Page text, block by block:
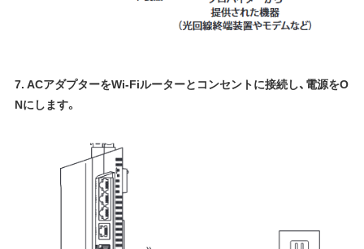
7. ACアダプターをWi-Fiルーターとコンセントに接続し、電源をO
Nにします。